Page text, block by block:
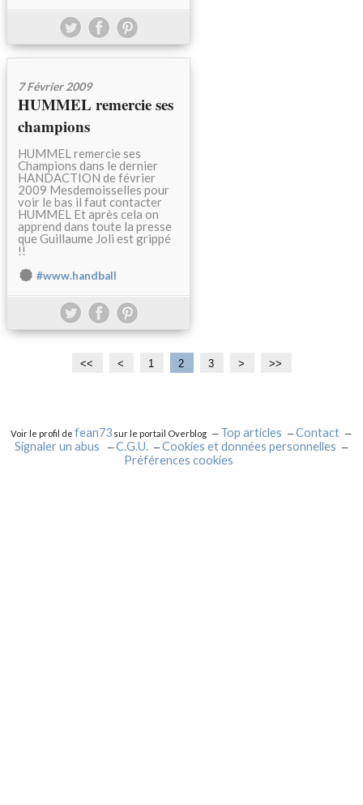
7 Février 2009
HUMMEL remercie ses
champions
HUMMEL remercie ses
Champions dans le dernier
HANDACTION de février
2009 Mesdemoisselles pour
voir le bas il faut contacter
HUMMEL Et après cela on
apprend dans toute la presse
que Guillaume Joli est grippé
!!
#www.handball
<< < 1 2 3 > >>
Voir le profil defean73 sur le portail Overblog Top articles
Contact
Signaler un abus
C.G.U.
Cookies et données personnelles
Préférences cookies